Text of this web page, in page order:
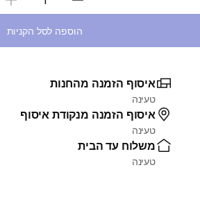
בחירת כמות
הוספה לסל הקניות
איסוף הזמנה מהחנות
טעינה
איסוף הזמנה מנקודת איסוף
טעינה
משלוח עד הבית
טעינה